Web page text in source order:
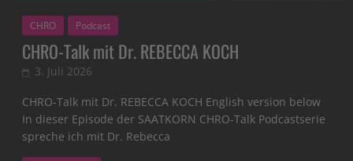
CHRO Podcast
CHRO-Talk mit Dr. REBECCA KOCH
3. Juli 2026
CHRO-Talk mit Dr. REBECCA KOCH English version below
In dieser Episode der SAATKORN CHRO-Talk Podcastserie
spreche ich mit Dr. Rebecca